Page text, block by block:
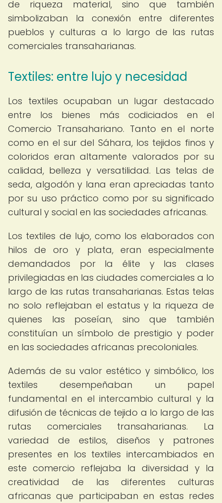
de riqueza material, sino que también
simbolizaban la conexión entre diferentes
pueblos y culturas a lo largo de las rutas
comerciales transaharianas.
Textiles: entre lujo y necesidad
Los textiles ocupaban un lugar destacado
entre los bienes más codiciados en el
Comercio Transahariano. Tanto en el norte
como en el sur del Sáhara, los tejidos finos y
coloridos eran altamente valorados por su
calidad, belleza y versatilidad. Las telas de
seda, algodón y lana eran apreciadas tanto
por su uso práctico como por su significado
cultural y social en las sociedades africanas.
Los textiles de lujo, como los elaborados con
hilos de oro y plata, eran especialmente
demandados por la élite y las clases
privilegiadas en las ciudades comerciales a lo
largo de las rutas transaharianas. Estas telas
no solo reflejaban el estatus y la riqueza de
quienes las poseían, sino que también
constituían un símbolo de prestigio y poder
en las sociedades africanas precoloniales.
Además de su valor estético y simbólico, los
textiles desempeñaban un papel
fundamental en el intercambio cultural y la
difusión de técnicas de tejido a lo largo de las
rutas comerciales transaharianas. La
variedad de estilos, diseños y patrones
presentes en los textiles intercambiados en
este comercio reflejaba la diversidad y la
creatividad de las diferentes culturas
africanas que participaban en estas redes